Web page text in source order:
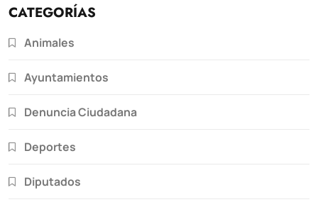
CATEGORÍAS
Animales
Ayuntamientos
Denuncia Ciudadana
Deportes
Diputados